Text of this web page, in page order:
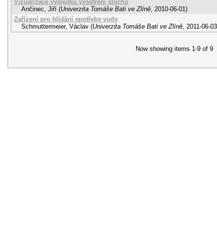
Vizualizace výsledků vyšetření sluchu
Ančinec, Jiří (Univerzita Tomáše Bati ve Zlíně, 2010-06-01)
Zařízení pro hlídání spotřeby vody
Schmuttermeier, Václav (Univerzita Tomáše Bati ve Zlíně, 2011-06-03
Now showing items 1-9 of 9